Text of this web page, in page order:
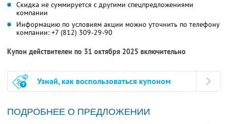
Скидка не суммируется с другими спецпредложениями
компании
Информацию по условиям акции можно уточнить по телефону
компании: +7 (812) 309-29-90
Купон действителен по 31 октября 2025 включительно
Узнай, как воспользоваться купоном
ПОДРОБНЕЕ О ПРЕДЛОЖЕНИИ